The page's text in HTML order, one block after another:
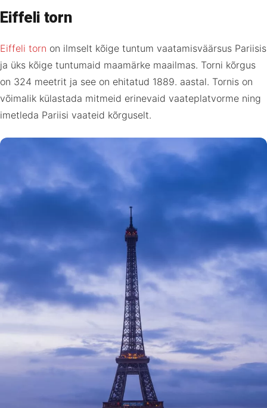
Eiffeli torn
Eiffeli torn on ilmselt kõige tuntum vaatamisväärsus Pariisis
ja üks kõige tuntumaid maamärke maailmas. Torni kõrgus
on 324 meetrit ja see on ehitatud 1889. aastal. Tornis on
võimalik külastada mitmeid erinevaid vaateplatvorme ning
imetleda Pariisi vaateid kõrguselt.